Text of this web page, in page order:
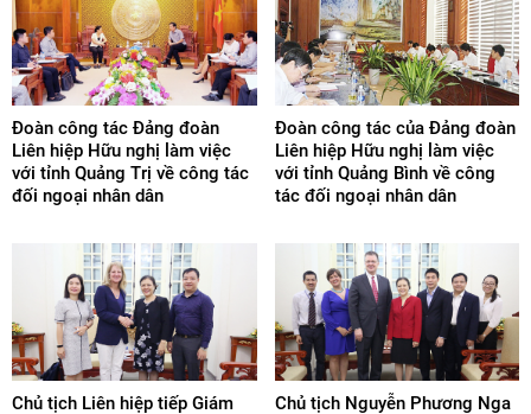
Đoàn công tác Đảng đoàn
Liên hiệp Hữu nghị làm việc
với tỉnh Quảng Trị về công tác
đối ngoại nhân dân
Đoàn công tác của Đảng đoàn
Liên hiệp Hữu nghị làm việc
với tỉnh Quảng Bình về công
tác đối ngoại nhân dân
Chủ tịch Liên hiệp tiếp Giám Chủ tịch Nguyễn Phương Nga